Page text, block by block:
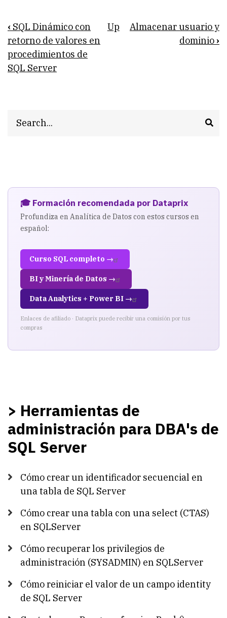
Book
traversal
links
for
de
de
SQL
Server
‹ SQL Dinámico con
retorno de valores en
procedimientos de
SQL Server
Up
Almacenar usuario y
dominio ›
🎓 Formación recomendada por Dataprix
Profundiza en Analítica de Datos con estos cursos en
español:
Curso SQL completo →
BI y Minería de Datos →
Data Analytics + Power BI →
Enlaces de afiliado · Dataprix puede recibir una comisión por tus
compras
> Herramientas de
administración para DBA's de
SQL Server
Cómo crear un identificador secuencial en
una tabla de SQL Server
Cómo crear una tabla con una select (CTAS)
en SQLServer
Cómo recuperar los privilegios de
administración (SYSADMIN) en SQLServer
Cómo reiniciar el valor de un campo identity
de SQL Server